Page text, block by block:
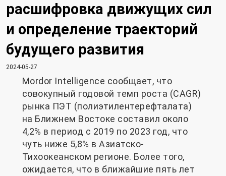
расшифровка движущих сил
и определение траекторий
будущего развития
2024-05-27
Mordor Intelligence сообщает, что
совокупный годовой темп роста (CAGR)
рынка ПЭТ (полиэтилентерефталата)
на Ближнем Востоке составил около
4,2% в период с 2019 по 2023 год, что
чуть ниже 5,8% в Азиатско-
Тихоокеанском регионе. Более того,
ожидается, что в ближайшие пять лет